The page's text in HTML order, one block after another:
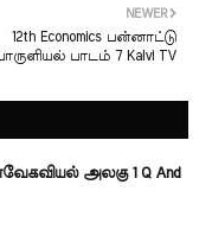
NEWER
12th Economics பன்னாட்டு
பாடம் 7 Kalvi TV
அலகு 1 Q And